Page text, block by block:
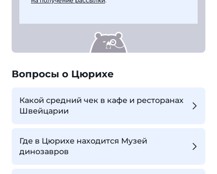
Вопросы о Цюрихе
Какой средний чек в кафе и ресторанах
Швейцарии
Где в Цюрихе находится Музей
динозавров